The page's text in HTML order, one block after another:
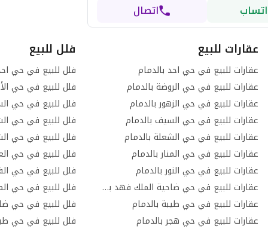
اتصال
عقارات للبيع
عقارات للبيع في حي احد بالدمام
عقارات للبيع في حي الروضة بالدمام
عقارات للبيع في حي الزهور بالدمام
عقارات للبيع في حي السيف بالدمام
عقارات للبيع في حي الشعلة بالدمام
عقارات للبيع في حي المنار بالدمام
عقارات للبيع في حي النور بالدمام
عقارات للبيع في حي ضاحية الملك فهد بالدمام
عقارات للبيع في حي طيبة بالدمام
عقارات للبيع في حي هجر بالدمام
فلل للبيع
فلل للبيع في حي
فلل للبيع في حي
فلل للبيع في حي
فلل للبيع في حي
فلل للبيع في حي
فلل للبيع في حي
فلل للبيع في حي
فلل للبيع في حي
فلل للبيع في حي